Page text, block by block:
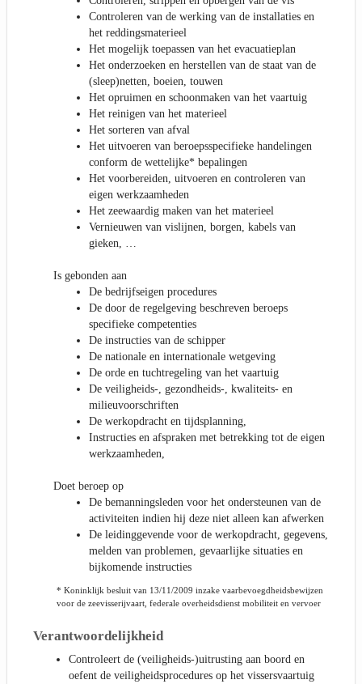
Controleren van de werking van de installaties en
het reddingsmaterieel
Het mogelijk toepassen van het evacuatieplan
Het onderzoeken en herstellen van de staat van de
(sleep)netten, boeien, touwen
Het opruimen en schoonmaken van het vaartuig
Het reinigen van het materieel
Het sorteren van afval
Het uitvoeren van beroepsspecifieke handelingen
conform de wettelijke* bepalingen
Het voorbereiden, uitvoeren en controleren van
eigen werkzaamheden
Het zeewaardig maken van het materieel
Vernieuwen van vislijnen, borgen, kabels van
gieken, …
Is gebonden aan
De bedrijfseigen procedures
De door de regelgeving beschreven beroeps
specifieke competenties
De instructies van de schipper
De nationale en internationale wetgeving
De orde en tuchtregeling van het vaartuig
De veiligheids-, gezondheids-, kwaliteits- en
milieuvoorschriften
De werkopdracht en tijdsplanning,
Instructies en afspraken met betrekking tot de eigen
werkzaamheden,
Doet beroep op
De bemanningsleden voor het ondersteunen van de
activiteiten indien hij deze niet alleen kan afwerken
De leidinggevende voor de werkopdracht, gegevens,
melden van problemen, gevaarlijke situaties en
bijkomende instructies
* Koninklijk besluit van 13/11/2009 inzake vaarbevoegdheidsbewijzen
voor de zeevisserijvaart, federale overheidsdienst mobiliteit en vervoer
Verantwoordelijkheid
Controleert de (veiligheids-)uitrusting aan boord en
oefent de veiligheidsprocedures op het vissersvaartuig